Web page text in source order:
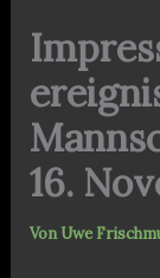
16.
VonUwe